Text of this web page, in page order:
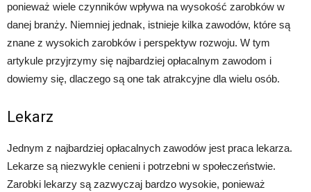
ponieważ wiele czynników wpływa na wysokość zarobków w
danej branży. Niemniej jednak, istnieje kilka zawodów, które są
znane z wysokich zarobków i perspektyw rozwoju. W tym
artykule przyjrzymy się najbardziej opłacalnym zawodom i
dowiemy się, dlaczego są one tak atrakcyjne dla wielu osób.
Lekarz
Jednym z najbardziej opłacalnych zawodów jest praca lekarza.
Lekarze są niezwykle cenieni i potrzebni w społeczeństwie.
Zarobki lekarzy są zazwyczaj bardzo wysokie, ponieważ